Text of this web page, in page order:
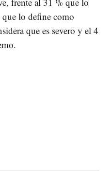
lo define como
que es severo y el 4